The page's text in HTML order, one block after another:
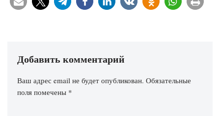
Добавить комментарий
Ваш адрес email не будет опубликован. Обязательные
поля помечены *